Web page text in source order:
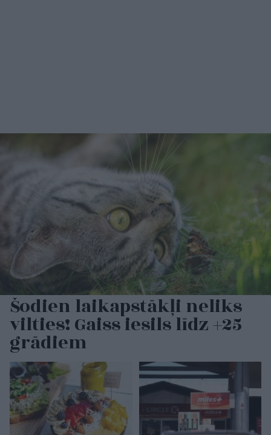
Šodien laikapstākļi neliks
vilties! Gaiss iesils līdz +25
grādiem